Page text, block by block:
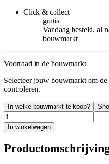
Click & collect
gratis
Vandaag besteld, al
bouwmarkt
Voorraad in de bouwmarkt
Selecteer jouw bouwmarkt om
controleren.
In welke bouwmarkt te koop?
In winkelwagen